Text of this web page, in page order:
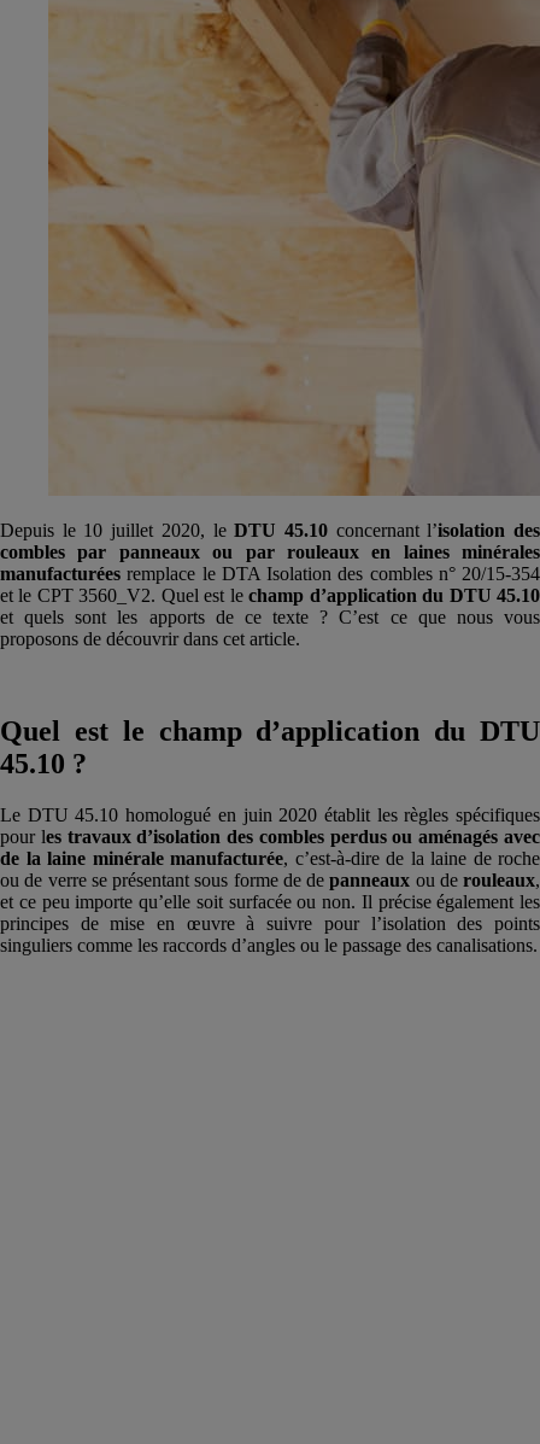
Depuis le 10 juillet 2020, leDTU 45.10 concernant l’isolation des
combles par panneaux ou par rouleaux en laines minérales
manufacturées remplace le DTA Isolation des combles n° 20/15-354
et le CPT 3560_V2. Quel est lechamp d’application du DTU 45.10
et quels sont les apports de ce texte ? C’est ce que nous vous
proposons de découvrir dans cet article.
Quel est le champ d’application du DTU
45.10 ?
Le DTU 45.10 homologué en juin 2020 établit les règles spécifiques
pour les travaux d’isolation des combles perdus ou aménagés avec
de la laine minérale manufacturée, c’est-à-dire de la laine de roche
ou de verre se présentant sous forme de depanneaux ou de rouleaux,
et ce peu importe qu’elle soit surfacée ou non. Il précise également les
principes de mise en œuvre à suivre pour l’isolation des points
singuliers comme les raccords d’angles ou le passage des canalisations.